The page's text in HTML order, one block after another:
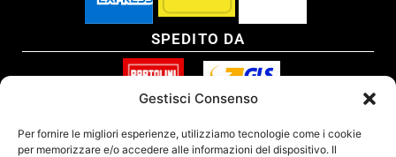
Gestisci Consenso
Per fornire le migliori esperienze, utilizziamo tecnologie come i cookie
per memorizzare e/o accedere alle informazioni del dispositivo. Il
SPEDITO DA